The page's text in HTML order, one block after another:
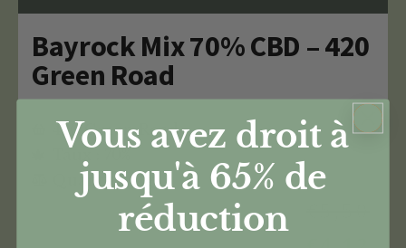
Bayrock Mix 70% CBD – 420
Green Road
420 Green Road
Quantité : 1g
Vous avez droit à
jusqu'à 65% de
réduction